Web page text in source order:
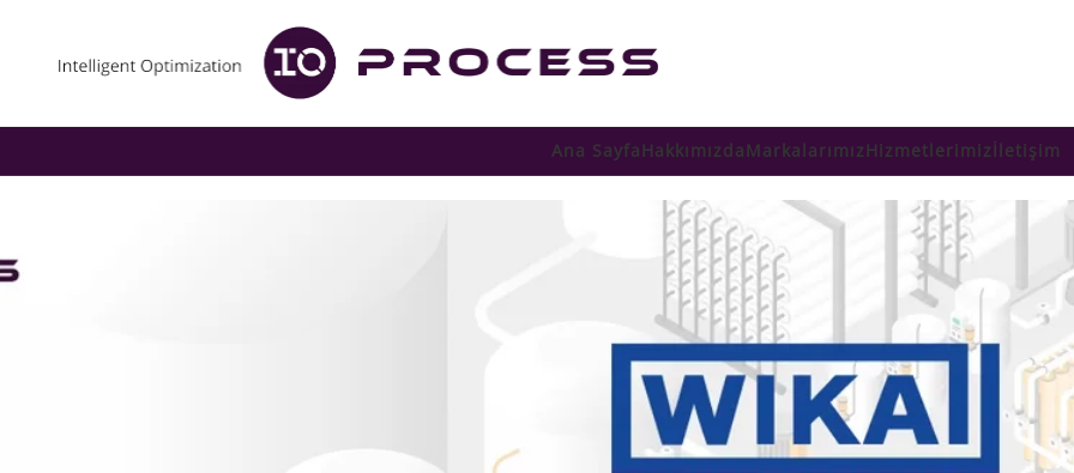
Ana SayfaHakkımızdaMarkalarımızHizmetlerimiz İletişim